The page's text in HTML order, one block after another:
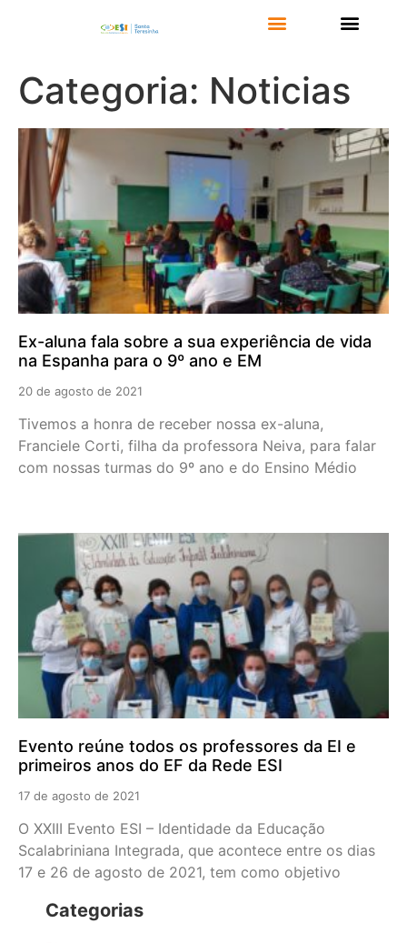
Categoria: Noticias
Ex-aluna fala sobre a sua experiência de vida
na Espanha para o 9º ano e EM
20 de agosto de 2021
Tivemos a honra de receber nossa ex-aluna,
Franciele Corti, filha da professora Neiva, para falar
com nossas turmas do 9º ano e do Ensino Médio
Evento reúne todos os professores da EI e
primeiros anos do EF da Rede ESI
17 de agosto de 2021
O XXIII Evento ESI – Identidade da Educação
Scalabriniana Integrada, que acontece entre os dias
17 e 26 de agosto de 2021, tem como objetivo
Categorias